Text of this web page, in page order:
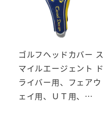
ゴルフヘッドカバー ス
マイルエージェント ド
ライバー用、フェアウ
ェイ用、ＵＴ用、…